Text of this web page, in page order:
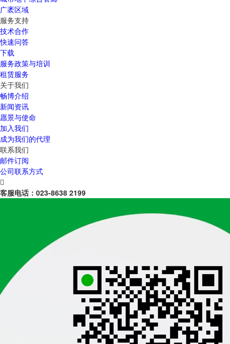
广袤区域
服务支持
技术合作
快速问答
下载
服务政策与培训
租赁服务
关于我们
畅博介绍
新闻资讯
愿景与使命
加入我们
成为我们的代理
联系我们
邮件订阅
公司联系方式

客服电话： 023-8638 2199